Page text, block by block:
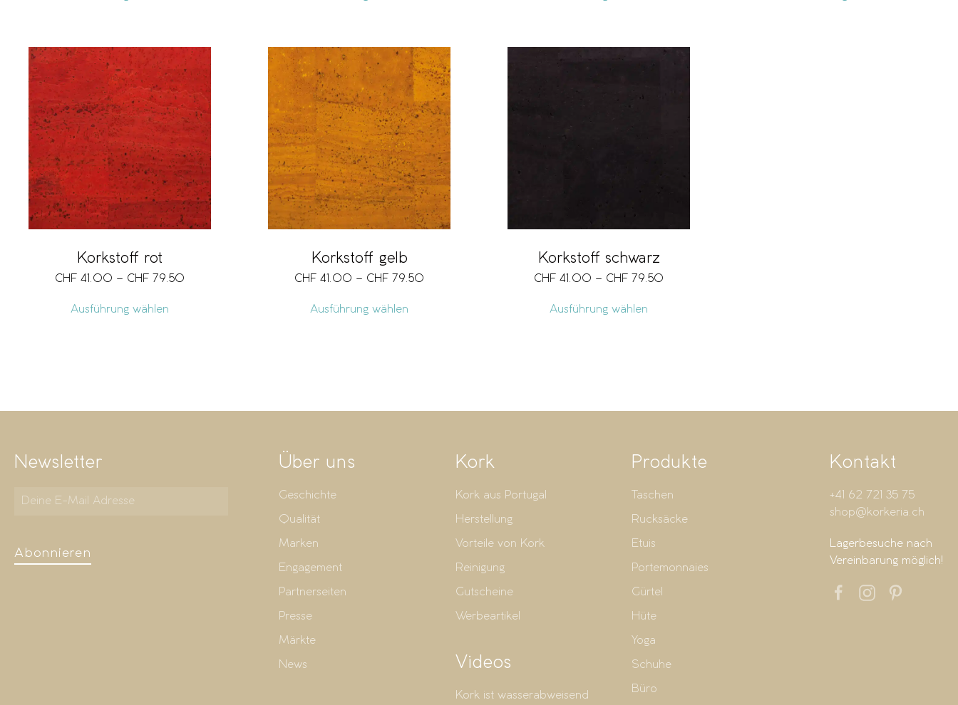
Korkstoff rot
CHF 41.00 – CHF 79.50
Ausführung wählen
Korkstoff gelb
CHF 41.00 – CHF 79.50
Ausführung wählen
Korkstoff schwarz
CHF 41.00 – CHF 79.50
Ausführung wählen
Newsletter
Abonnieren
Über uns
Geschichte
Qualität
Marken
Engagement
Partnerseiten
Presse
Märkte
News
Kork
Kork aus Portugal
Herstellung
Vorteile von Kork
Reinigung
Gutscheine
Werbeartikel
Videos
Kork ist wasserabweisend
Produkte
Taschen
Rucksäcke
Etuis
Portemonnaies
Gürtel
Hüte
Yoga
Schuhe
Büro
Kontakt
+41 62 721 35 75
shop@korkeria.ch
Lagerbesuche nach
Vereinbarung möglich!